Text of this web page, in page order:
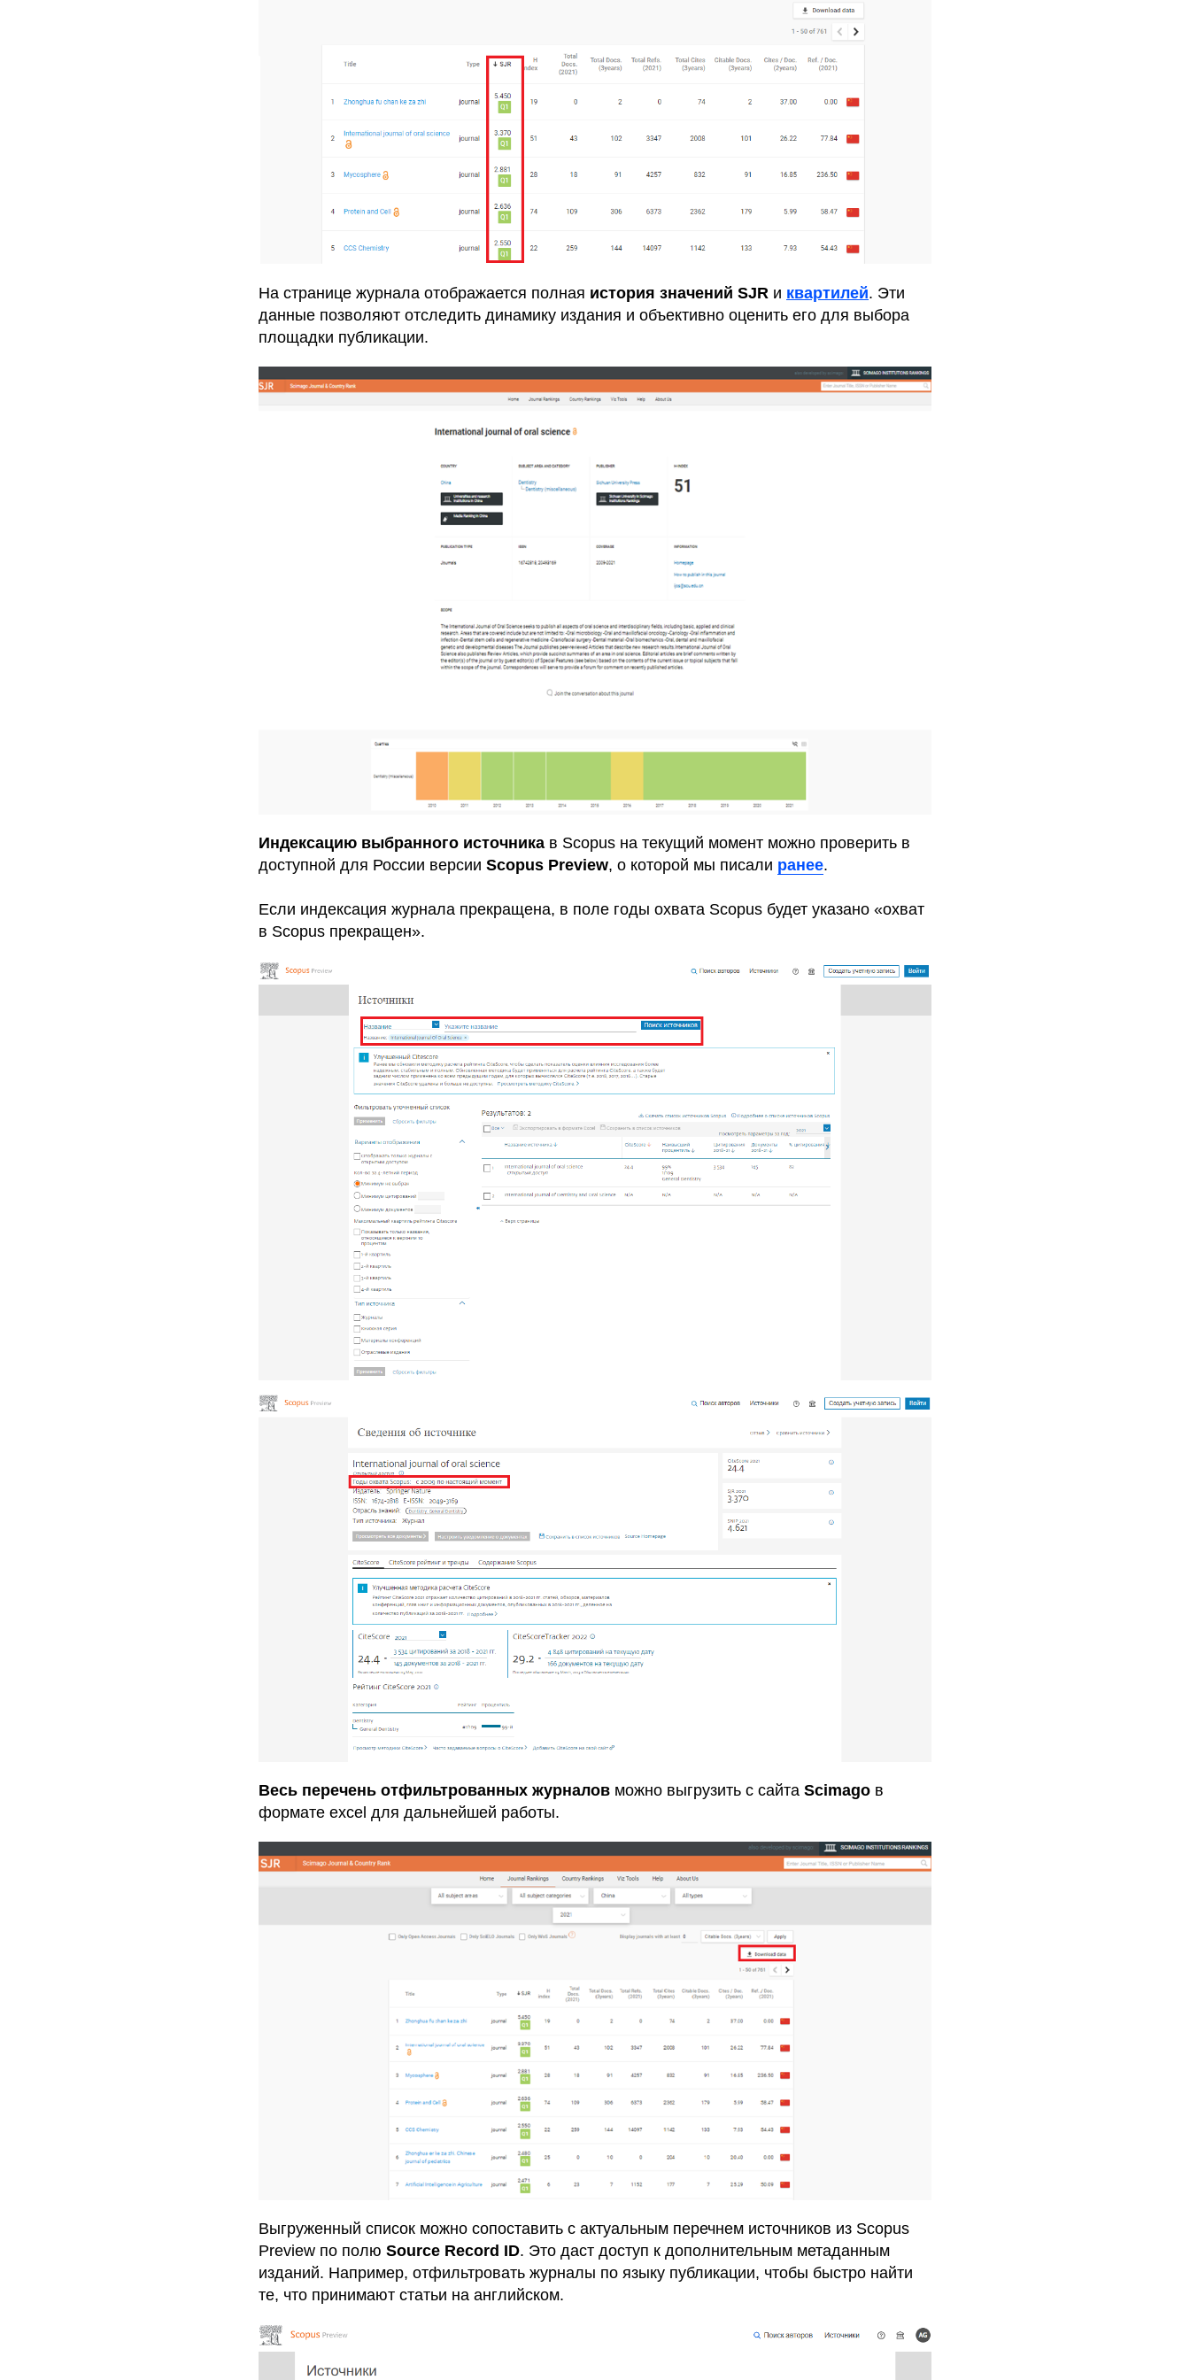
На странице журнала отображается полная история значений SJR и квартилей. Эти
данные позволяют отследить динамику издания и объективно оценить его для выбора
площадки публикации.
Индексацию выбранного источника в Scopus на текущий момент можно проверить в
доступной для России версии Scopus Preview, о которой мы писали ранее.
Если индексация журнала прекращена, в поле годы охвата Scopus будет указано «охват
в Scopus прекращен».
Весь перечень отфильтрованных журналов можно выгрузить с сайта Scimago в
формате excel для дальнейшей работы.
Выгруженный список можно сопоставить с актуальным перечнем источников из Scopus
Preview по полю Source Record ID. Это даст доступ к дополнительным метаданным
изданий. Например, отфильтровать журналы по языку публикации, чтобы быстро найти
те, что принимают статьи на английском.